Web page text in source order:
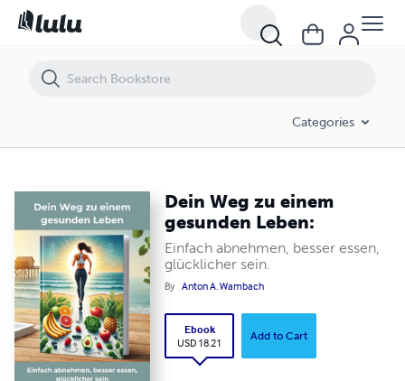
Categories
Dein Weg zu einem
gesunden Leben:
Einfach abnehmen, besser essen,
glücklicher sein.
By Anton A. Wambach
Ebook
USD 18.21
Add to Cart
Dein Weg zu einem gesunden Leben: